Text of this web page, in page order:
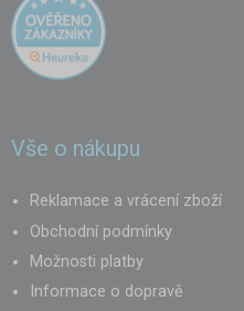
Vše o nákupu
Reklamace a vrácení zboží
Obchodní podmínky
Možnosti platby
Informace o dopravě